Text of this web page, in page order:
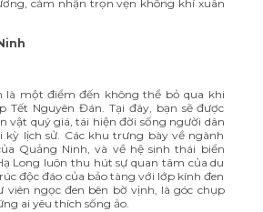
cảm nhận trọn vẹn không khí xuân
là một điểm đến không thể bỏ qua khi
Tết Nguyên Đán. Tại đây, bạn sẽ được
vật quý giá, tái hiện đời sống người dân
kỳ lịch sử. Các khu trưng bày về ngành
Quảng Ninh, và về hệ sinh thái biển
Long luôn thu hút sự quan tâm của du
độc đáo của bảo tàng với lớp kính đen
viên ngọc đen bên bờ vịnh, là góc chụp
ai yêu thích sống ảo.